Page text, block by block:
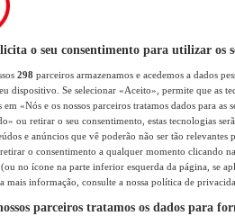
o seu consentimento para utilizar os
298 parceiros armazenamos e acedemos a dados
dispositivo. Se selecionar «Aceito», permite que as
em «Nós e os nossos parceiros tratamos dados para
ou retirar o seu consentimento, estas tecnologias
e anúncios que vê poderão não ser tão relevantes
o consentimento a qualquer momento clicando
no ícone na parte inferior esquerda da página, se
mais informação, consulte a nossa política de
parceiros tratamos os dados para